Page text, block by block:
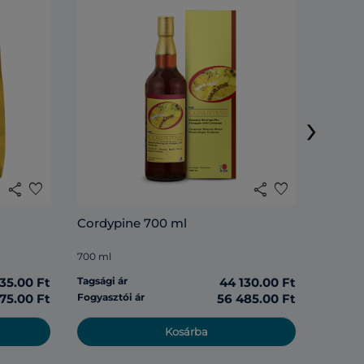
share favorite
Ft
Ft
share favorite
Cordypine 700 ml
700 ml
Tagsági ár
44 130.00 Ft
Fogyasztói ár 56 485.00 Ft
Kosárba
›